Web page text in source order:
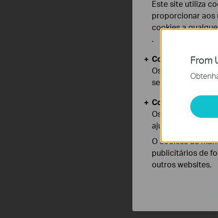
From
Este site utiliza
proporcionar aos
cookies a
.
Cookies Básicos
Os cookies são
seus sistemas.
Cookies de
Os cookies de
ajustar a
O cookies de
publicitários de
outros websites.